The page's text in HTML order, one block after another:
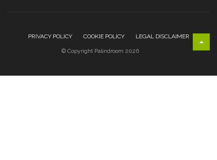
PRIVACY POLICY COOKIE POLICY LEGAL DISCLAIMER
© Copyright Palindroom 2026